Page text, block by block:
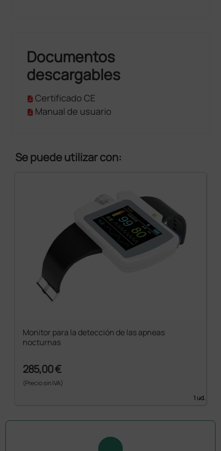
Documentos
descargables
Certificado CE
Manual de usuario
Se puede utilizar con:
Monitor para la detección de las apneas
nocturnas
285,00 €
(Precio sin IVA)
1 ud.